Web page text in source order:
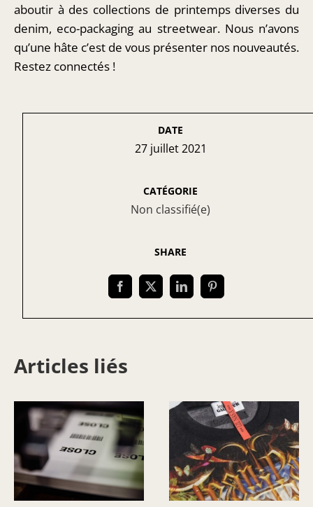
aboutir à des collections de printemps diverses du
denim, eco-packaging au streetwear. Nous n’avons
qu’une hâte c’est de vous présenter nos nouveautés.
Restez connectés !
DATE
27 juillet 2021
CATÉGORIE
Non classifié(e)
SHARE
Articles liés